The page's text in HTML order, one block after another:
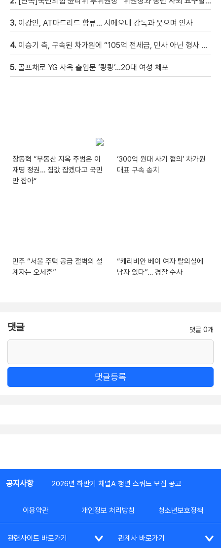
3. 이강인, AT마드리드 합류… 시메오네 감독과 웃으며 인사
4. 이승기 측, 구속된 차가원에 “105억 전세금, 민사 아닌 형사 범죄…엄벌 원해” [자막뉴스]
5. 골프채로 YG 사옥 출입문 ‘쾅쾅’…20대 여성 체포
장동혁 “부동산 지옥 주범은 이
재명 정권… 집값 잡겠다고 국민
만 잡아“
‘300억 원대 사기 혐의’ 차가원
대표 구속 송치
민주 “서울 주택 공급 절벽의 설
계자는 오세훈”
“캐리비안 베이 여자 탈의실에
남자 있다”… 경찰 수사
댓글 댓글 0개
댓글등록
공지사항 2026년 하반기 채널A 청년 스쿼드 모집 공고
이용약관 개인정보 처리방침 청소년보호정책
관련사이트 바로가기 관계사 바로가기